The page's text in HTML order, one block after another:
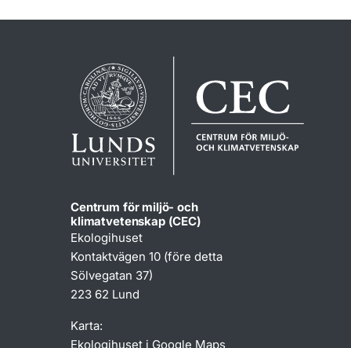
Centrum för miljö- och
klimatvetenskap (CEC)
Ekologihuset
Kontaktvägen 10 (före detta
Sölvegatan 37)
223 62 Lund
Karta:
Ekologihuset i Google Maps